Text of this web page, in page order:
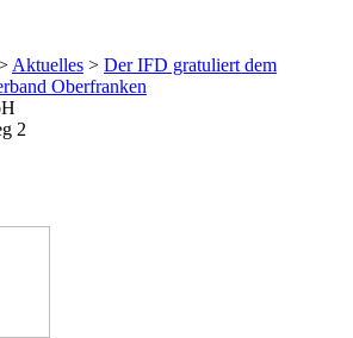
Aktuelles > Der IFD gratuliert dem
Oberfranken
2